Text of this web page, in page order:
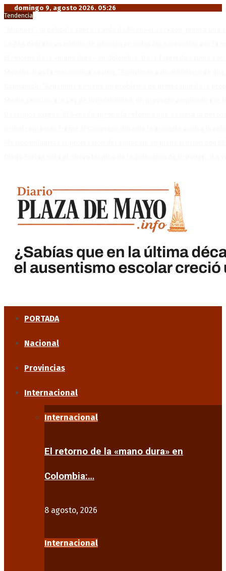
domingo 9, agosto 2026. 05:26
Tendencia
PORTADA
Nacional
Provincias
Internacional
Internacional
El retorno de la «mano dura» en
Colombia:…
8 agosto, 2026
Internacional